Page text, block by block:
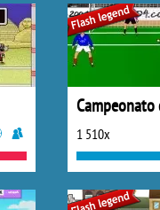
1 510x